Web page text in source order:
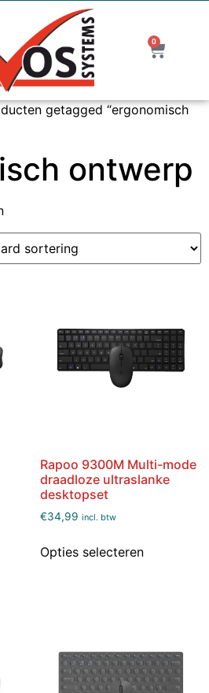
0
getagged “ergonomisch
ontwerp
Rapoo 9300M Multi-mode
draadloze ultraslanke
desktopset
€34,99 incl. btw
Opties selecteren